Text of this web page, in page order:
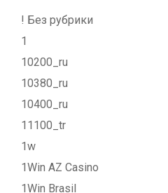
! Без рубрики
1
10200_ru
10380_ru
10400_ru
11100_tr
1w
1Win AZ Casino
1Win Brasil